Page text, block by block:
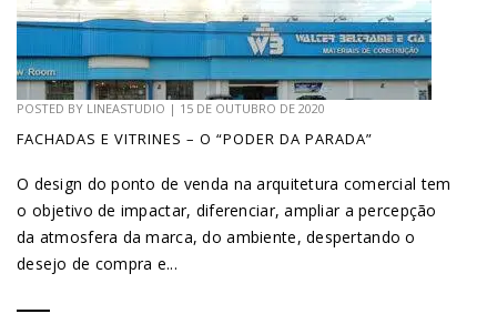
POSTED BY LINEASTUDIO | 15 DE OUTUBRO DE 2020
FACHADAS E VITRINES – O “PODER DA PARADA”
O design do ponto de venda na arquitetura comercial tem
o objetivo de impactar, diferenciar, ampliar a percepção
da atmosfera da marca, do ambiente, despertando o
desejo de compra e...